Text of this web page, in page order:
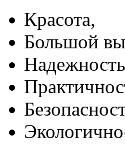
Красота,
Большой